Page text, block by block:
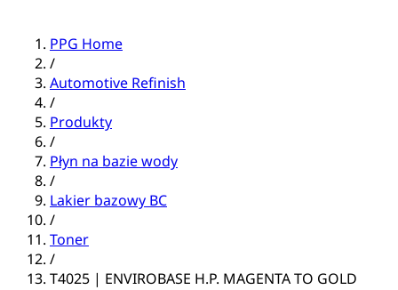
PPG Home
/
Automotive Refinish
/
Produkty
/
Płyn na bazie wody
/
Lakier bazowy BC
/
Toner
/
T4025 | ENVIROBASE H.P. MAGENTA TO GOLD